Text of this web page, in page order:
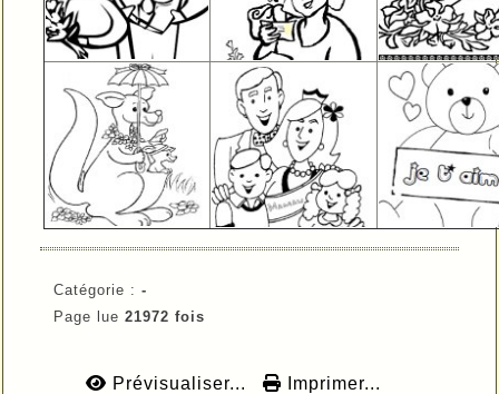
Catégorie : -
Page lue 21972 fois
Prévisualiser... Imprimer...